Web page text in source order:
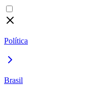
Política
Brasil